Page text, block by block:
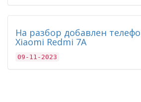
На разбор добавлен
Xiaomi Redmi 7A
09-11-2023